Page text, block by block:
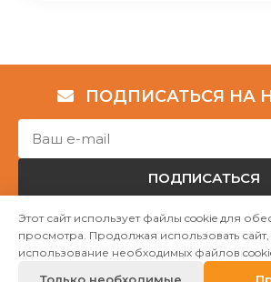
ПОДПИСАТЬСЯ НА
ПОДПИСАТЬСЯ
Авторские права © НГО „Убежище
Этот сайт использует файлы cookie для
просмотра. Продолжая использовать
использование необходимых файлов